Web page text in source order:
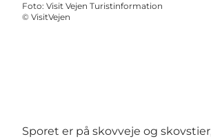
Foto: Visit Vejen Turistinformation
© VisitVejen
Sporet er på skovveje og